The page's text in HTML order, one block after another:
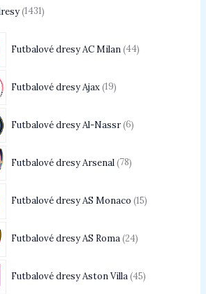
1431
Futbalové dresy AC Milan 44
Futbalové dresy Ajax 19
Futbalové dresy Al-Nassr 6
Futbalové dresy Arsenal 78
Futbalové dresy AS Monaco 15
Futbalové dresy AS Roma 24
Futbalové dresy Aston Villa 45